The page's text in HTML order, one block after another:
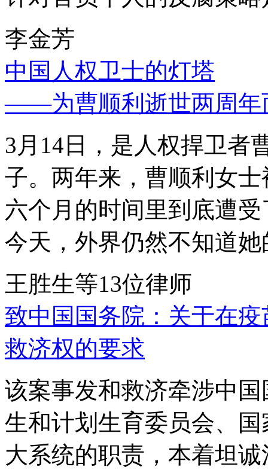
李金芳
中国人权卫士的灯塔
——为曹顺利逝世两周年
3月14日，是人权捍卫者
子。两年来，曹顺利女
六个月的时间里到底遭
今天，外界仍然不知道
王胜生等13位律师
致中国国务院：关于在
救济权的要求
该案事发和救济牵涉中
生和计划生育委员会、
大系统的职责，本着坦